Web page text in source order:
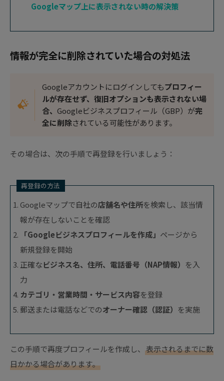
Googleマップ上に表示されない時の解決策
情報が完全に削除されていた場合の対処法
Googleアカウントにログインしてもプロフィー
ルが存在せず、復旧オプションも表示されない場
合、 Googleビジネスプロフィール（GBP）が完
全に削除されている可能性があります。
その場合は、次の手順で再登録を行いましょう：
再登録の方法
Googleマップで自社の店舗名や住所を検索し、該当情
報が存在しないことを確認
「Googleビジネスプロフィールを作成」 ページから
新規登録を開始
正確なビジネス名、住所、電話番号（NAP情報） を入
力
カテゴリ・営業時間・サービス内容を登録
郵送または電話などでのオーナー確認（認証） を実施
この手順で再度プロフィールを作成し、 表示されるまでに数
日かかる場合があります。